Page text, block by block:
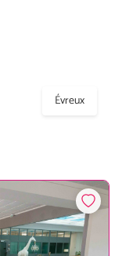
Évreux